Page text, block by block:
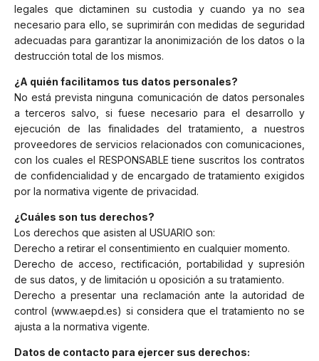
legales que dictaminen su custodia y cuando ya no sea
necesario para ello, se suprimirán con medidas de seguridad
adecuadas para garantizar la anonimización de los datos o la
destrucción total de los mismos.
¿A quién facilitamos tus datos personales?
No está prevista ninguna comunicación de datos personales
a terceros salvo, si fuese necesario para el desarrollo y
ejecución de las finalidades del tratamiento, a nuestros
proveedores de servicios relacionados con comunicaciones,
con los cuales el RESPONSABLE tiene suscritos los contratos
de confidencialidad y de encargado de tratamiento exigidos
por la normativa vigente de privacidad.
¿Cuáles son tus derechos?
Los derechos que asisten al USUARIO son:
Derecho a retirar el consentimiento en cualquier momento.
Derecho de acceso, rectificación, portabilidad y supresión
de sus datos, y de limitación u oposición a su tratamiento.
Derecho a presentar una reclamación ante la autoridad de
control (www.aepd.es) si considera que el tratamiento no se
ajusta a la normativa vigente.
Datos de contacto para ejercer sus derechos: